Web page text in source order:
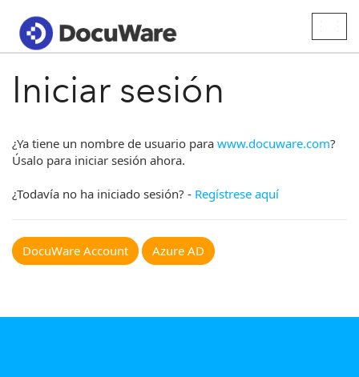
Iniciar sesión
¿Ya tiene un nombre de usuario para www.docuware.com?
Úsalo para iniciar sesión ahora.
¿Todavía no ha iniciado sesión? - Regístrese aquí
DocuWare Account Azure AD